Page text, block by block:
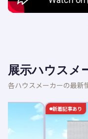
展示ハウスメ
各ハウスメーカーの最新
新着記事あり